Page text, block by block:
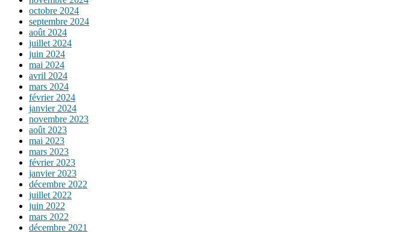
octobre 2024
septembre 2024
août 2024
juillet 2024
juin 2024
mai 2024
avril 2024
mars 2024
février 2024
janvier 2024
novembre 2023
août 2023
mai 2023
mars 2023
février 2023
janvier 2023
décembre 2022
juillet 2022
juin 2022
mars 2022
décembre 2021